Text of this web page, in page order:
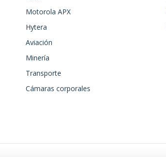
Motorola APX
Hytera
Aviación
Minería
Transporte
Cámaras corporales